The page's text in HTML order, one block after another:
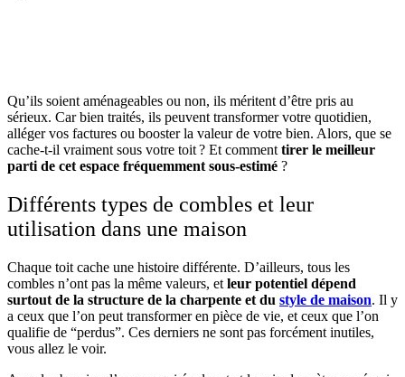
Qu’ils soient aménageables ou non, ils méritent d’être pris au
sérieux. Car bien traités, ils peuvent transformer votre quotidien,
alléger vos factures ou booster la valeur de votre bien. Alors, que se
cache-t-il vraiment sous votre toit ? Et comment tirer le meilleur
parti de cet espace fréquemment sous-estimé ?
Différents types de combles et leur
utilisation dans une maison
Chaque toit cache une histoire différente. D’ailleurs, tous les
combles n’ont pas la même valeurs, et leur potentiel dépend
surtout de la structure de la charpente et du style de maison. Il y
a ceux que l’on peut transformer en pièce de vie, et ceux que l’on
qualifie de “perdus”. Ces derniers ne sont pas forcément inutiles,
vous allez le voir.